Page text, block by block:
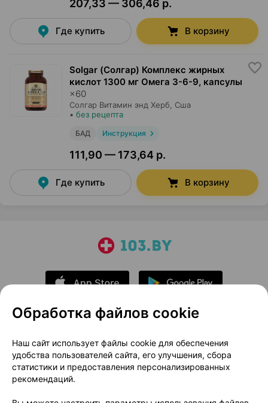
207,33 — 306,46 р.
Где купить В корзину
Solgar (Солгар) Комплекс жирных
кислот 1300 мг Омега 3-6-9, капсулы
×60
Солгар Витамин энд Херб, Сша
• без рецепта
БАД Инструкция
111,90 — 173,64 р.
Где купить В корзину
О проекте
Новости проекта
Размещение рекламы
Медицинский маркетинг
Публичный договор
Доставка
Обработка файлов cookie
Наш сайт использует файлы cookie для обеспечения
удобства пользователей сайта, его улучшения, сбора
статистики и предоставления персонализированных
рекомендаций.